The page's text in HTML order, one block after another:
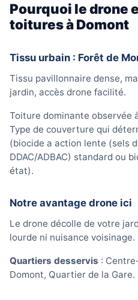
Pourquoi le drone
toitures à Domont
Tissu urbain : Forêt de
Tissu pavillonnaire dense,
jardin, accès drone facilité.
Toiture dominante observée
Type de couverture qui
(biocide a action lente (sels
DDAC/ADBAC) standard ou
état).
Notre avantage drone ici
Le drone décolle de votre
lourde ni nuisance voisinage.
Quartiers desservis :
Domont, Quartier de la Gare.